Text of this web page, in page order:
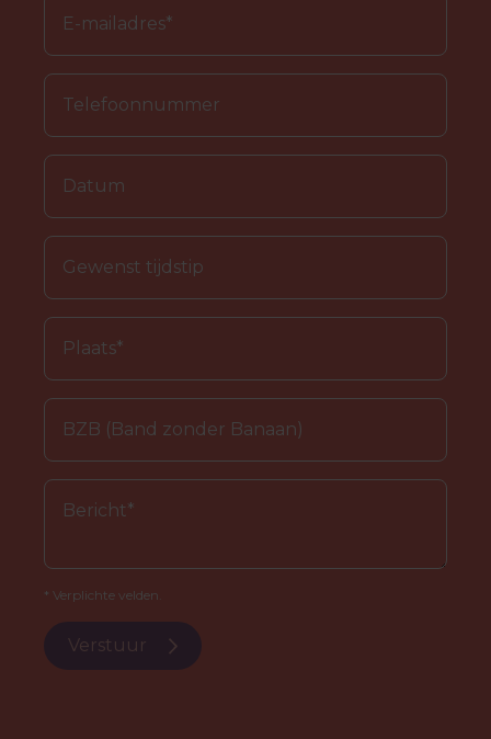
* Verplichte velden.
Verstuur